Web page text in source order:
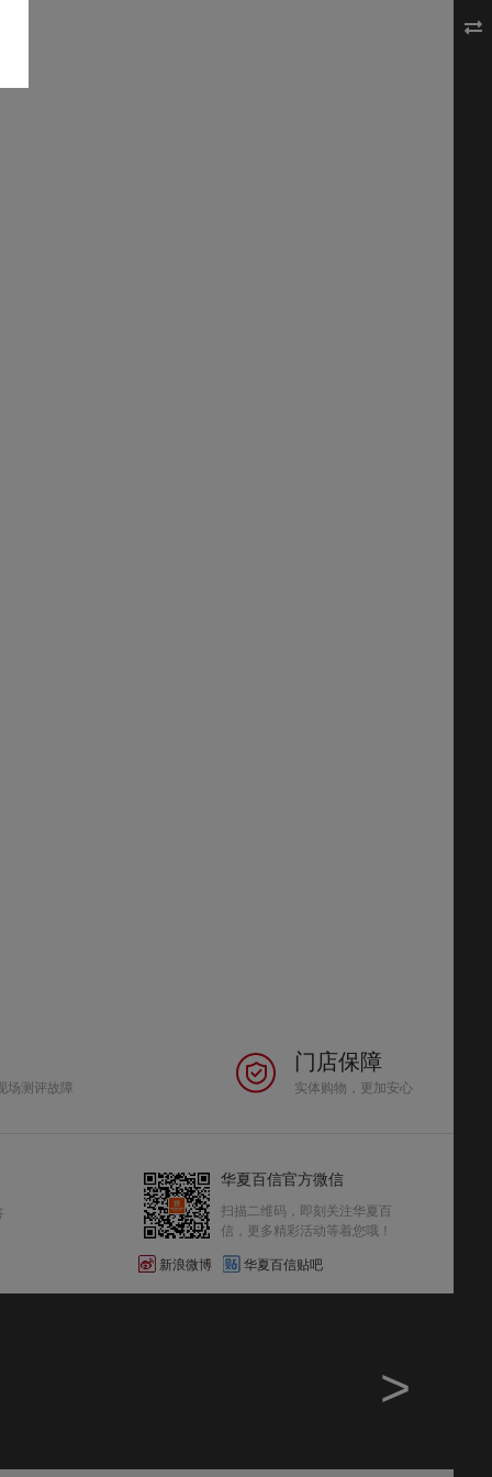
场测评故障
门店保障
实体购物，更加安心
华夏百信官方微信
扫描二维码，即刻关注华夏百
信，更多精彩活动等着您哦！
新浪微博 华夏百信贴吧
>